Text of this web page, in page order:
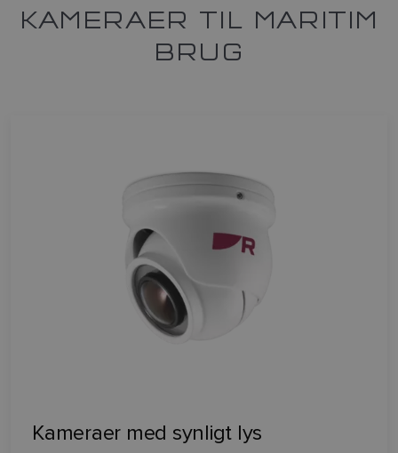
KAMERAER TIL MARITIM
BRUG
Kameraer med synligt lys